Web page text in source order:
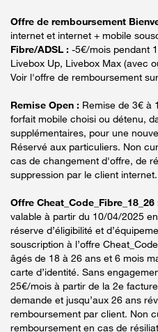
Offre de remboursement
internet et internet + mobile
Fibre/ADSL : -5€/mois pendant
Livebox Up, Livebox Max (avec
Voir l'offre de remboursement sur
Remise Open : Remise de 3€ à
forfait mobile choisi ou détenu,
supplémentaires, pour une
Réservé aux particuliers. Non
cas de changement d'offre, de
suppression par le client internet.
Offre Cheat_Code_Fibre_18_26
valable à partir du 10/04/2025
réserve d’éligibilité et
souscription à l’offre
âgés de 18 à 26 ans et 6 mois
carte d’identité. Sans
25€/mois à partir de la 2e
demande et jusqu’aux 26 ans
remboursement par client. Non
remboursement en cas de